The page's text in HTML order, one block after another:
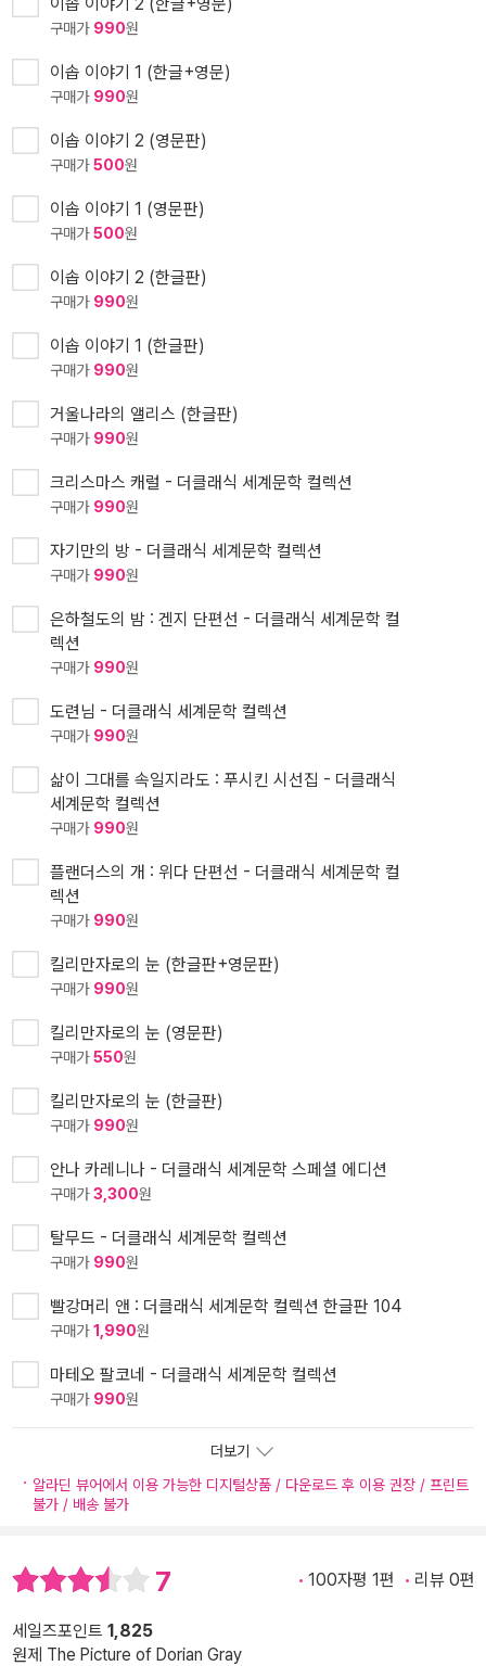
구매가 990원
이솝 이야기 1 (한글+영문)
구매가 990원
이솝 이야기 2 (영문판)
구매가500원
이솝 이야기 1 (영문판)
구매가500원
이솝 이야기 2 (한글판)
구매가 990원
이솝 이야기 1 (한글판)
구매가 990원
거울나라의 앨리스 (한글판)
구매가 990원
크리스마스 캐럴 - 더클래식 세계문학 컬렉션
구매가 990원
자기만의 방 - 더클래식 세계문학 컬렉션
구매가 990원
은하철도의 밤 : 겐지 단편선 - 더클래식 세계문학 컬
렉션
구매가 990원
도련님 - 더클래식 세계문학 컬렉션
구매가 990원
삶이 그대를 속일지라도 : 푸시킨 시선집 - 더클래식
세계문학 컬렉션
구매가 990원
플랜더스의 개 : 위다 단편선 - 더클래식 세계문학 컬
렉션
구매가 990원
킬리만자로의 눈 (한글판+영문판)
구매가 990원
킬리만자로의 눈 (영문판)
구매가550원
킬리만자로의 눈 (한글판)
구매가 990원
안나 카레니나 - 더클래식 세계문학 스페셜 에디션
구매가3,300원
탈무드 - 더클래식 세계문학 컬렉션
구매가 990원
빨강머리 앤 : 더클래식 세계문학 컬렉션 한글판 104
구매가1,990원
마테오 팔코네 - 더클래식 세계문학 컬렉션
구매가 990원
더보기
알라딘 뷰어에서 이용 가능한 디지털상품 / 다운로드 후 이용 권장 / 프린트
불가 / 배송 불가
7 100자평 1편 리뷰 0편
세일즈포인트 1,825
원제 The Picture of Dorian Gray